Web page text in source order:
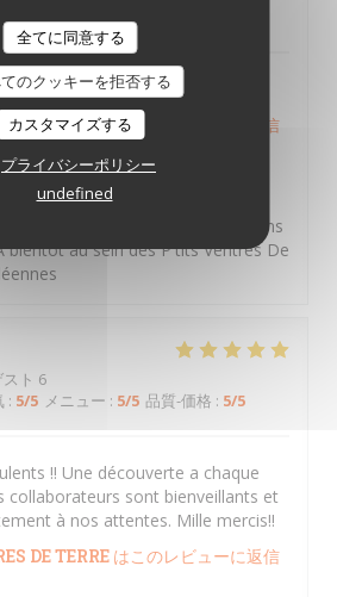
全てに同意する
のクッキーを拒否する
カスタマイズする
プライバシーポリシー
undefined
:5/5 メニュー:5/5
fait avec bienveillance
DE TERREはこのレビューに返信
pris le temps de laisser un
vous retrouver en
partager des moments d'émotions
bientôt au sein des P'tits Ventres De
スト 6
: 5/5 メニュー : 5/5 品質-価格 : 5/5
!! Une découverte a chaque
collaborateurs sont bienveillants et
à nos attentes. Mille mercis!!
DE TERRE はこのレビューに返信